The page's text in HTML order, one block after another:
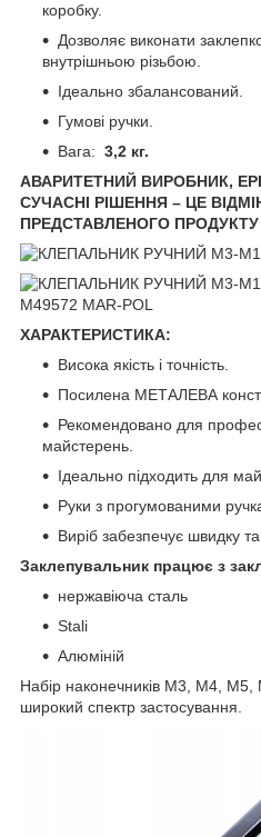
коробку.
Дозволяє виконати
внутрішньою різьбою.
Ідеально збалансований.
Гумові ручки.
Вага: 3,2 кг.
АВАРИТЕТНИЙ ВИРОБНИК,
СУЧАСНІ РІШЕННЯ – ЦЕ
ПРЕДСТАВЛЕНОГО ПРОДУКТУ
ХАРАКТЕРИСТИКА:
Висока якість і точність.
Посилена МЕТАЛЕВА
Рекомендовано для
майстерень.
Ідеально підходить для
Руки з прогумованими
Виріб забезпечує швидку
Заклепувальник працює з
нержавіюча сталь
Stali
Алюміній
Набір наконечників M3, M4,
широкий спектр застосування.